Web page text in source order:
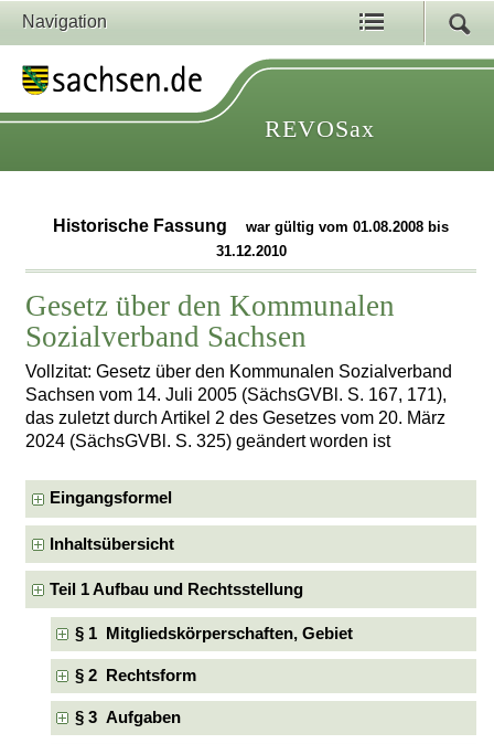
Navigation
REVOSax
Historische Fassung
war gültig vom 01.08.2008 bis
31.12.2010
Gesetz über den Kommunalen
Sozialverband Sachsen
Vollzitat: Gesetz über den Kommunalen Sozialverband
Sachsen vom 14. Juli 2005 (SächsGVBl. S. 167, 171),
das zuletzt durch Artikel 2 des Gesetzes vom 20. März
2024 (SächsGVBl. S. 325) geändert worden ist
Eingangsformel
Inhaltsübersicht
Teil 1 Aufbau und Rechtsstellung
§ 1 Mitgliedskörperschaften, Gebiet
§ 2 Rechtsform
§ 3 Aufgaben